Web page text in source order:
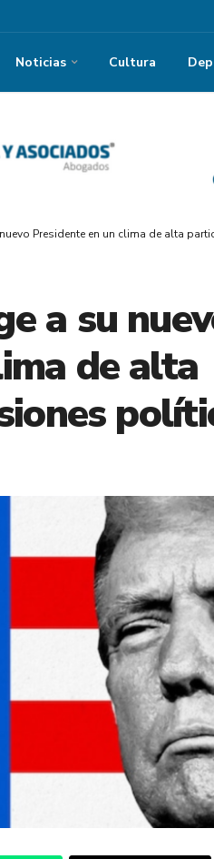
Noticias Cultura
Presidente en un clima de alta
a su
de alta